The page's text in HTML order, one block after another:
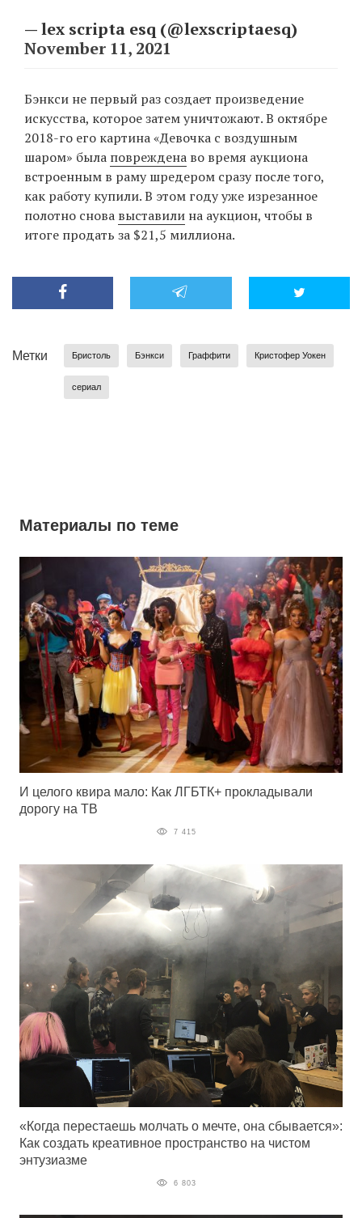
— lex scripta esq (@lexscriptaesq)
November 11, 2021
Бэнкси не первый раз создает произведение
искусства, которое затем уничтожают. В октябре
2018-го его картина «Девочка с воздушным
шаром» была повреждена во время аукциона
встроенным в раму шредером сразу после того,
как работу купили. В этом году уже изрезанное
полотно снова выставили на аукцион, чтобы в
итоге продать за $21,5 миллиона.
Метки Бристоль Бэнкси Граффити Кристофер Уокен
сериал
Материалы по теме
И целого квира мало: Как ЛГБТК+ прокладывали
дорогу на ТВ
7 415
«Когда перестаешь молчать о мечте, она сбывается»:
Как создать креативное пространство на чистом
энтузиазме
6 803